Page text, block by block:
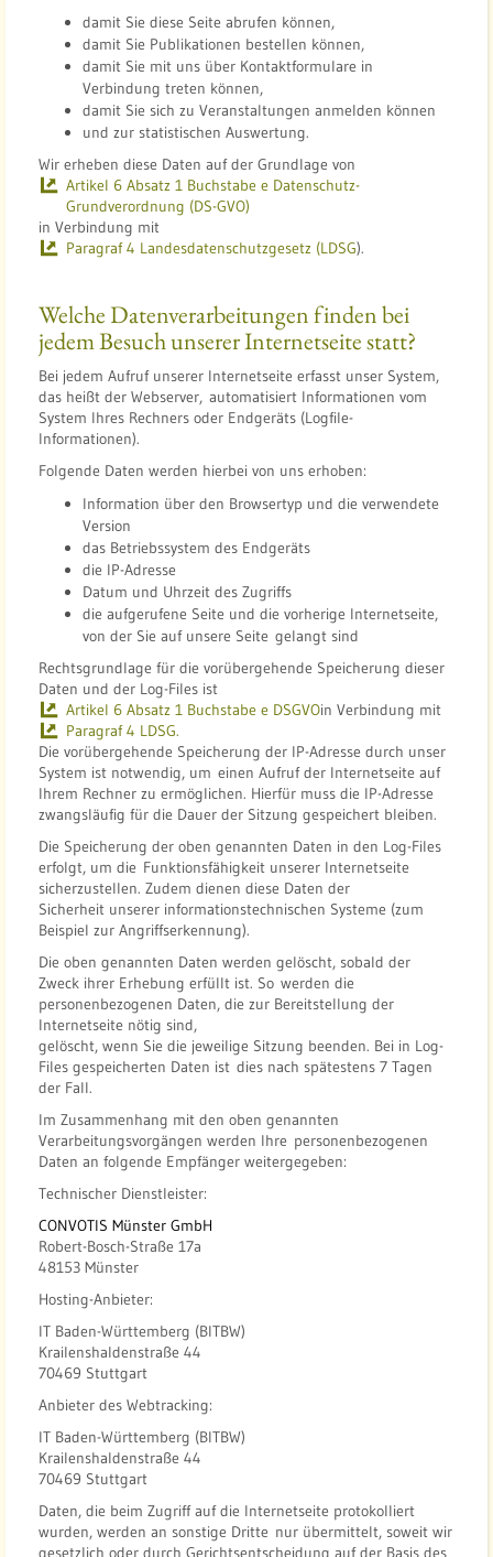
damit Sie diese Seite abrufen können,
damit Sie Publikationen bestellen können,
damit Sie mit uns über Kontaktformulare in
Verbindung treten können,
damit Sie sich zu Veranstaltungen anmelden können
und zur statistischen Auswertung.
Wir erheben diese Daten auf der Grundlage von
Artikel 6 Absatz 1 Buchstabe e Datenschutz-
Grundverordnung (DS-GVO)
in Verbindung mit
Paragraf 4 Landesdatenschutzgesetz (LDSG).
Welche Datenverarbeitungen finden bei
jedem Besuch unserer Internetseite statt?
Bei jedem Aufruf unserer Internetseite erfasst unser System,
das heißt der Webserver, automatisiert Informationen vom
System Ihres Rechners oder Endgeräts (Logfile-
Informationen).
Folgende Daten werden hierbei von uns erhoben:
Information über den Browsertyp und die verwendete
Version
das Betriebssystem des Endgeräts
die IP-Adresse
Datum und Uhrzeit des Zugriffs
die aufgerufene Seite und die vorherige Internetseite,
von der Sie auf unsere Seite gelangt sind
Rechtsgrundlage für die vorübergehende Speicherung dieser
Daten und der Log-Files ist
Artikel 6 Absatz 1 Buchstabe e DSGVOin Verbindung mit
Paragraf 4 LDSG.
Die vorübergehende Speicherung der IP-Adresse durch unser
System ist notwendig, um einen Aufruf der Internetseite auf
Ihrem Rechner zu ermöglichen. Hierfür muss die IP-Adresse
zwangsläufig für die Dauer der Sitzung gespeichert bleiben.
Die Speicherung der oben genannten Daten in den Log-Files
erfolgt, um die Funktionsfähigkeit unserer Internetseite
sicherzustellen. Zudem dienen diese Daten der
Sicherheit unserer informationstechnischen Systeme (zum
Beispiel zur Angriffserkennung).
Die oben genannten Daten werden gelöscht, sobald der
Zweck ihrer Erhebung erfüllt ist. So werden die
personenbezogenen Daten, die zur Bereitstellung der
Internetseite nötig sind,
gelöscht, wenn Sie die jeweilige Sitzung beenden. Bei in Log-
Files gespeicherten Daten ist dies nach spätestens 7 Tagen
der Fall.
Im Zusammenhang mit den oben genannten
Verarbeitungsvorgängen werden Ihre personenbezogenen
Daten an folgende Empfänger weitergegeben:
Technischer Dienstleister:
CONVOTIS Münster GmbH
Robert-Bosch-Straße 17a
48153 Münster
Hosting-Anbieter:
IT Baden-Württemberg (BITBW)
Krailenshaldenstraße 44
70469 Stuttgart
Anbieter des Webtracking:
IT Baden-Württemberg (BITBW)
Krailenshaldenstraße 44
70469 Stuttgart
Daten, die beim Zugriff auf die Internetseite protokolliert
wurden, werden an sonstige Dritte nur übermittelt, soweit wir
gesetzlich oder durch Gerichtsentscheidung auf der Basis des